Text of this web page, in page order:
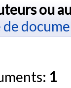
ou
de
1